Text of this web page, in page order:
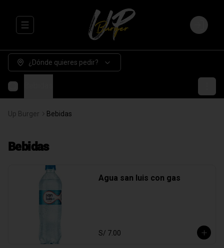
Abrir menu de navegación Login
¿Dónde quieres pedir?
Up Burger Bebidas
Bebidas
Agua san luis con gas
S/ 7.00